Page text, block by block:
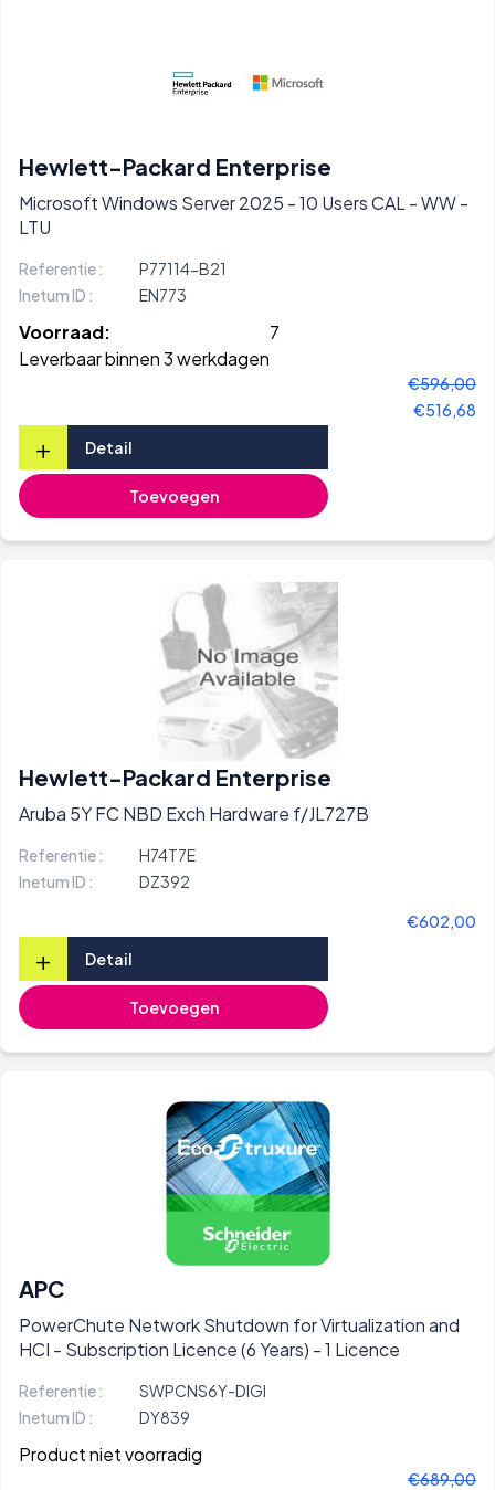
Hewlett-Packard Enterprise
Microsoft Windows Server 2025 - 10 Users CAL - WW -
LTU
Referentie :
P77114-B21
Inetum ID :
EN773
Voorraad:
7
Leverbaar binnen 3 werkdagen
€596,00
€516,68
+ Detail
Toevoegen
Hewlett-Packard Enterprise
Aruba 5Y FC NBD Exch Hardware f/JL727B
Referentie :
H74T7E
Inetum ID :
DZ392
€602,00
+ Detail
Toevoegen
APC
PowerChute Network Shutdown for Virtualization and
HCI - Subscription Licence (6 Years) - 1 Licence
Referentie :
SWPCNS6Y-DIGI
Inetum ID :
DY839
Product niet voorradig
€689,00